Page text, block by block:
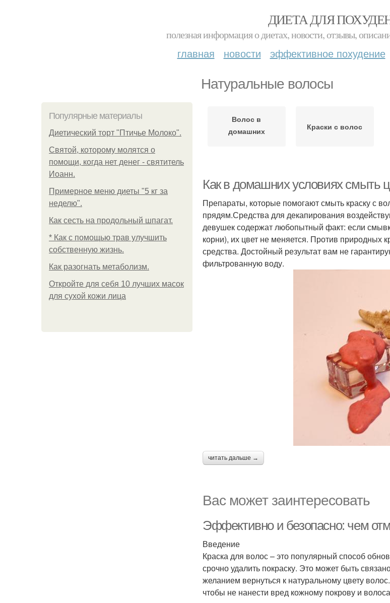
ДИЕТА ДЛЯ
полезная информация о диетах, новости, отзывы,
главная новости эффективное похудение
Натуральные волосы
Популярные материалы
Диетический торт "Птичье Молоко".
Святой, которому молятся о
помощи, когда нет денег - святитель
Иоанн.
Примерное меню диеты "5 кг за
неделю".
Как сесть на продольный шпагат.
* Как с помощью трав улучшить
собственную жизнь.
Как разогнать метаболизм.
Откройте для себя 10 лучших масок
для сухой кожи лица
Волос в
домашних
Краски с волос
Как в домашних условиях смыть
Препараты, которые помогают смыть краску с
прядям.Средства для декапирования
девушек содержат любопытный факт: если
корни), их цвет не меняется. Против
средства. Достойный результат вам не
фильтрованную воду.
читать дальше →
Вас может заинтересовать
Эффективно и безопасно: чем
Введение
Краска для волос – это популярный способ
срочно удалить покраску. Это может быть
желанием вернуться к натуральному цвету
чтобы не нанести вред кожному покрову и